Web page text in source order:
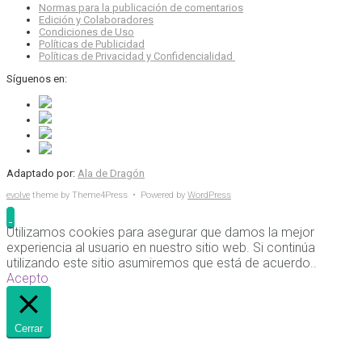
Normas para la publicación de comentarios
Edición y Colaboradores
Condiciones de Uso
Políticas de Publicidad
Políticas de Privacidad y Confidencialidad
Síguenos en:
Adaptado por: Ala de Dragón
evolve theme by Theme4Press • Powered by WordPress
Utilizamos cookies para asegurar que damos la mejor
experiencia al usuario en nuestro sitio web. Si continúa
utilizando este sitio asumiremos que está de acuerdo..
Acepto
Cerrar